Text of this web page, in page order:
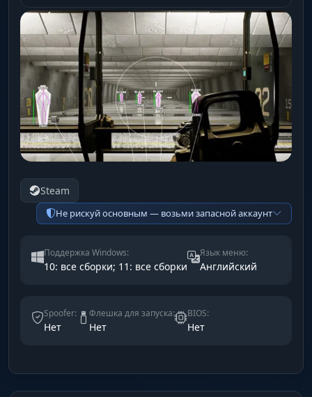
Steam
Не рискуй основным — возьми запасной аккаунт
Поддержка Windows:
10: все сборки; 11: все сборки
Язык меню:
Английский
Spoofer:
Нет
Флешка для запуска:
Нет
BIOS:
Нет